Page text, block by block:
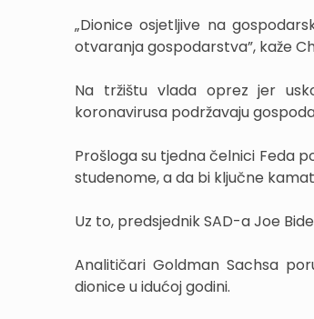
„Dionice osjetljive na
otvaranja gospodarstva”, kaže
Na tržištu vlada oprez jer
koronavirusa podržavaju
Prošloga su tjedna čelnici Feda
studenome, a da bi ključne
Uz to, predsjednik SAD-a Joe
Analitičari Goldman Sachsa
dionice u idućoj godini.